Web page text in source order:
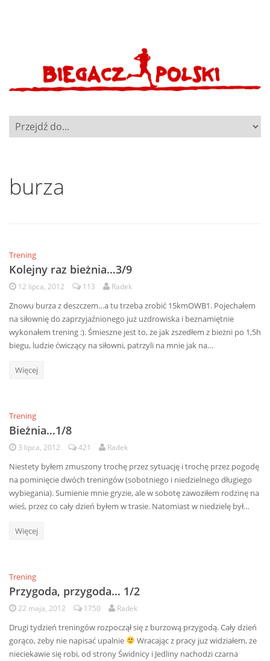
burza
Trening
Kolejny raz bieżnia…3/9
12 lipca, 2012 113 Radek
Znowu burza z deszczem…a tu trzeba zrobić 15kmOWB1. Pojechałem
na siłownię do zaprzyjaźnionego już uzdrowiska i beznamiętnie
wykonałem trening :). Śmieszne jest to, że jak zszedłem z bieżni po 1,5h
biegu, ludzie ćwiczący na siłowni, patrzyli na mnie jak na…
Więcej
Trening
Bieżnia…1/8
3 lipca, 2012 421 Radek
Niestety byłem zmuszony trochę przez sytuację i trochę przez pogodę
na pominięcie dwóch treningów (sobotniego i niedzielnego długiego
wybiegania). Sumienie mnie gryzie, ale w sobotę zawoziłem rodzinę na
wieś, przez co cały dzień byłem w trasie. Natomiast w niedzielę był…
Więcej
Trening
Przygoda, przygoda… 1/2
22 maja, 2012 1750 Radek
Drugi tydzień treningów rozpoczął się z burzową przygodą. Cały dzień
gorąco, żeby nie napisać upalnie
Wracając z pracy już widziałem, że
nieciekawie się robi, od strony Świdnicy i Jedliny nachodzi czarna